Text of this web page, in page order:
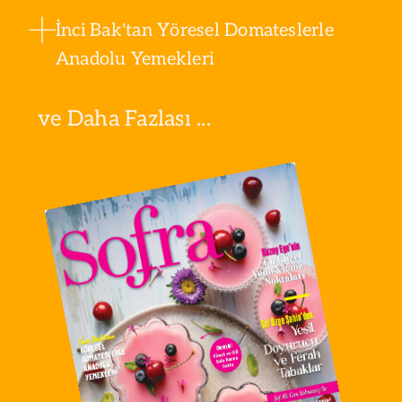
İnci Bak'tan Yöresel Domateslerle
Anadolu Yemekleri
ve Daha Fazlası ...